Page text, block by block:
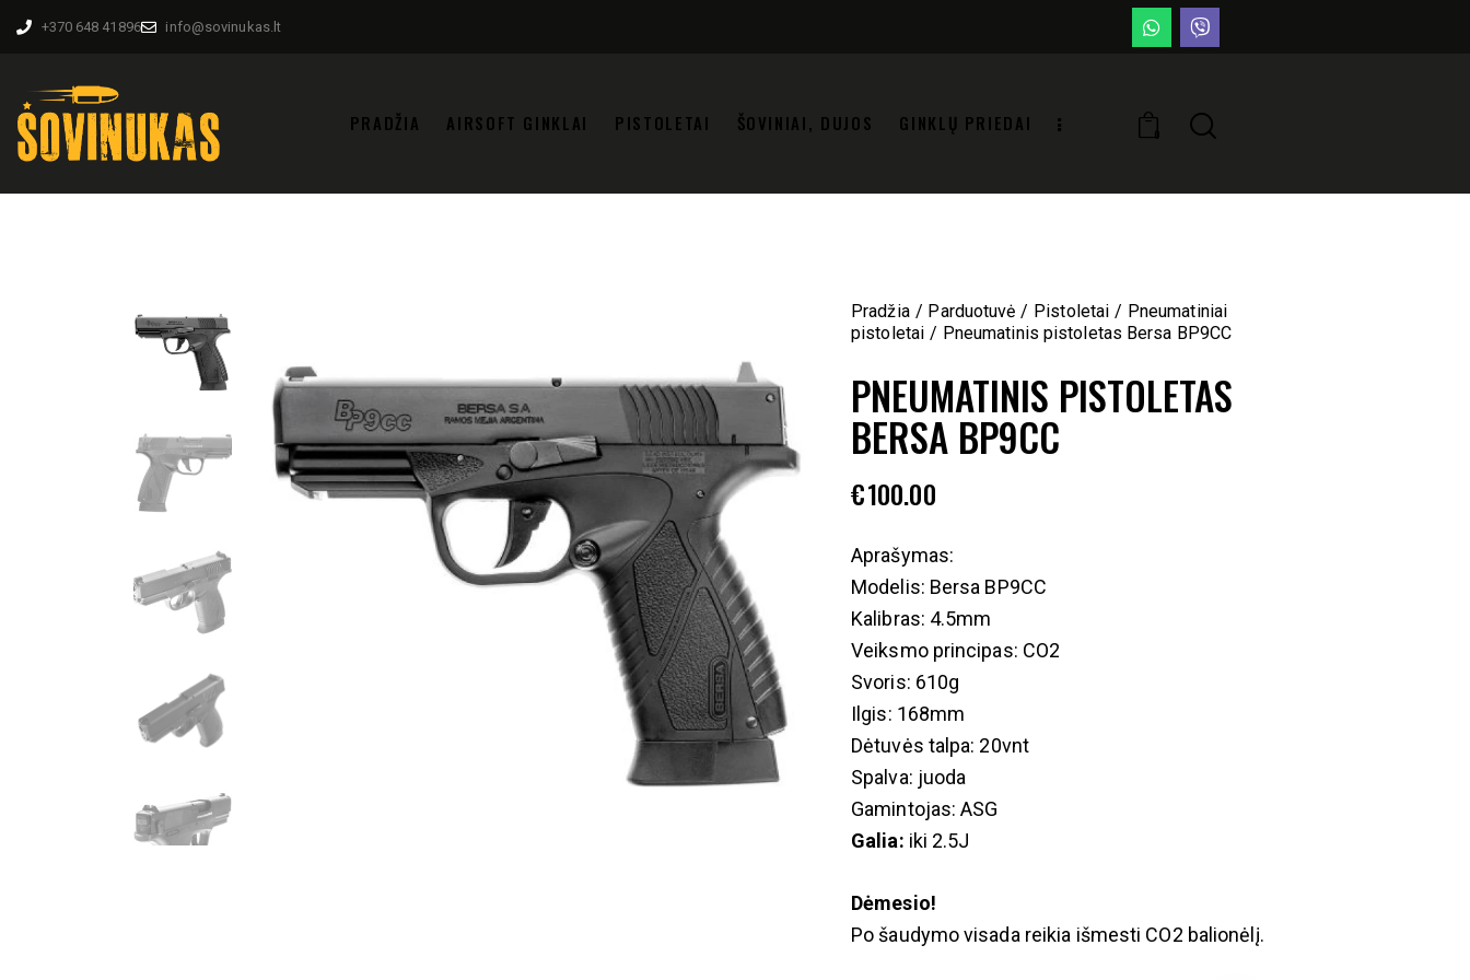
+370 648 41896 info@sovinukas.lt
PRADŽIA AIRSOFT GINKLAI PISTOLETAI ŠOVINIAI, DUJOS GINKLŲ PRIEDAI
0
Pradžia Parduotuvė Pistoletai
Pneumatiniai
pistoletai
Pneumatinis pistoletas Bersa BP9CC
PNEUMATINIS PISTOLETAS
BERSA BP9CC
€100.00
Aprašymas:
Modelis: Bersa BP9CC
Kalibras: 4.5mm
Veiksmo principas: CO2
Svoris: 610g
Ilgis: 168mm
Dėtuvės talpa: 20vnt
Spalva: juoda
Gamintojas: ASG
Galia: iki 2.5J
Dėmesio!
Po šaudymo visada reikia išmesti CO2 balionėlį.